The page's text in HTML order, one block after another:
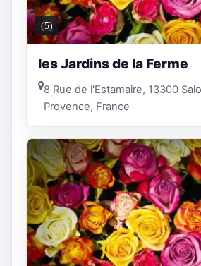
(5)
les Jardins de la Ferme
8 Rue de l'Estamaire, 13300
Provence, France